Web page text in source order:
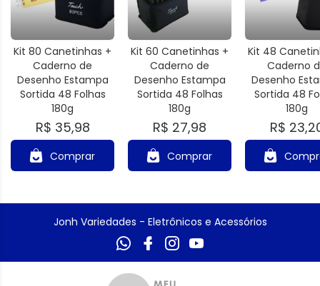
Kit 80 Canetinhas +
Caderno de
Desenho Estampa
Sortida 48 Folhas
180g
R$ 35,98
Comprar
Kit 60 Canetinhas +
Caderno de
Desenho Estampa
Sortida 48 Folhas
180g
R$ 27,98
Comprar
Kit 48
Caderno
Desenho
Sortida 48
180g
R$
Jonh Variedades - Eletrônicos e Acessórios